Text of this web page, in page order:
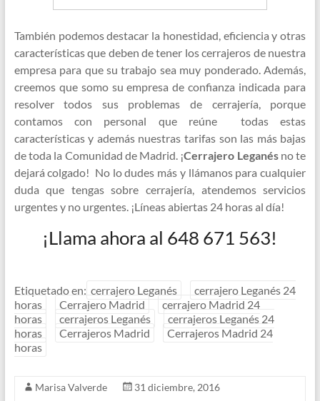
También podemos destacar la honestidad, eficiencia y otras
características que deben de tener los cerrajeros de nuestra
empresa para que su trabajo sea muy ponderado. Además,
creemos que somo su empresa de confianza indicada para
resolver todos sus problemas de cerrajería, porque
contamos con personal que reúne todas estas
características y además nuestras tarifas son las más bajas
de toda la Comunidad de Madrid. ¡Cerrajero Leganésno te
dejará colgado! No lo dudes más y llámanos para cualquier
duda que tengas sobre cerrajería, atendemos servicios
urgentes y no urgentes. ¡Líneas abiertas 24 horas al día!
¡Llama ahora al 648 671 563!
Etiquetado en: cerrajero Leganés
cerrajero Leganés 24
horas
Cerrajero Madrid
cerrajero Madrid 24
horas
cerrajeros Leganés
cerrajeros Leganés 24
horas
Cerrajeros Madrid
Cerrajeros Madrid 24
horas
Marisa Valverde
31 diciembre, 2016